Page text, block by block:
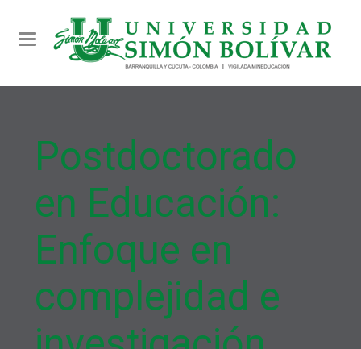
Toggle navigation
Postdoctorado
en Educación:
Enfoque en
complejidad e